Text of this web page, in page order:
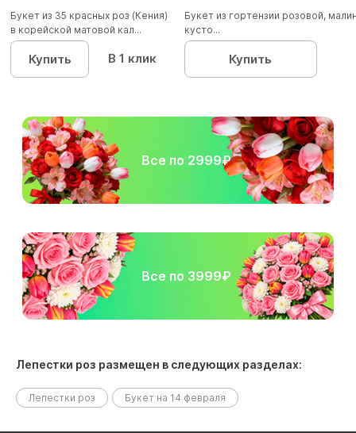
Букет из 35 красных роз (Кения)
в корейской матовой кал...
Купить В 1 клик
Букет из гортензии розовой,
кусто...
Купить
Все по 2999₽
Все по 3999₽
Лепестки роз размещен в следующих разделах:
Лепестки роз Букет на 14 февраля